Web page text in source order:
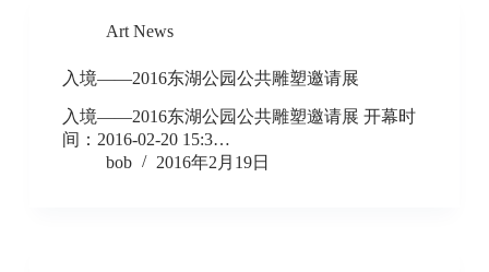
Art News
入境——2016东湖公园公共雕塑邀请展
入境——2016东湖公园公共雕塑邀请展 开幕时
间：2016-02-20 15:3…
bob
2016年2月19日